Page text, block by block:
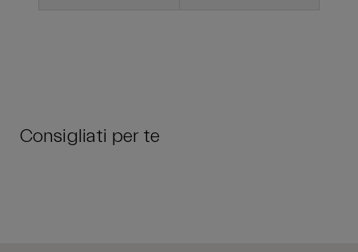
Consigliati per te